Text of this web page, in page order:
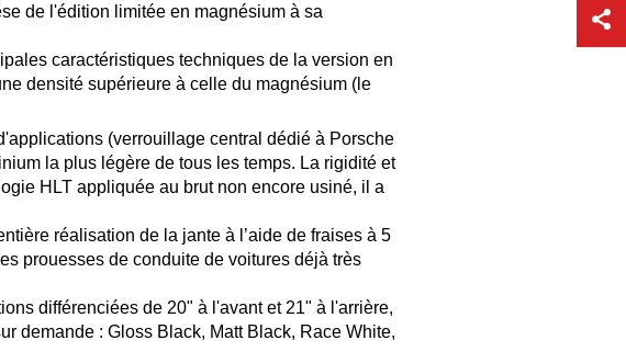
de l'édition limitée en magnésium à sa
caractéristiques techniques de la version en
densité supérieure à celle du magnésium (le
(verrouillage central dédié à Porsche
la plus légère de tous les temps. La rigidité et
HLT appliquée au brut non encore usiné, il a
réalisation de la jante à l’aide de fraises à 5
prouesses de conduite de voitures déjà très
différenciées de 20" à l'avant et 21" à l'arrière,
demande : Gloss Black, Matt Black, Race White,